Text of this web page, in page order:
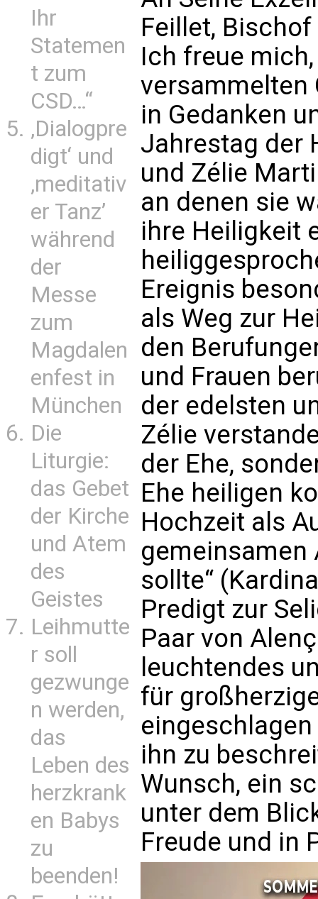
Ihr
Statemen
t zum
CSD…“
‚Dialogpre
digt‘ und
‚meditativ
er Tanz’
während
der
Messe
zum
Magdalen
enfest in
München
Die
Liturgie:
das Gebet
der Kirche
und Atem
des
Geistes
Leihmutte
r soll
gezwunge
n werden,
das
Leben des
herzkrank
en Babys
zu
beenden!
Feillet, Bischof
Ich freue
versammelten
in Gedanken
Jahrestag der
und Zélie
an denen sie
ihre Heiligkeit
Ereignis
als Weg zur
den
und Frauen
der edelsten
Zélie
der Ehe,
Ehe heiligen
Hochzeit als
gemeinsamen
sollte“
Predigt zur
Paar von
leuchtendes
für
ihn zu
Wunsch, ein
unter dem
Freude und in